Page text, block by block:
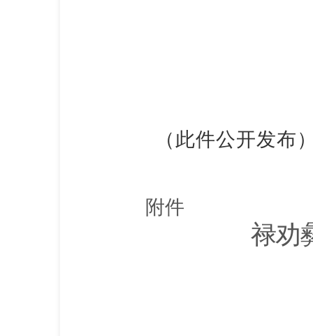
（此件公开发布
附件
禄劝